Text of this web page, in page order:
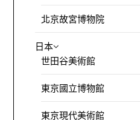
北京故宮博物院
日本
世田谷美術館
東京國立博物館
東京現代美術館